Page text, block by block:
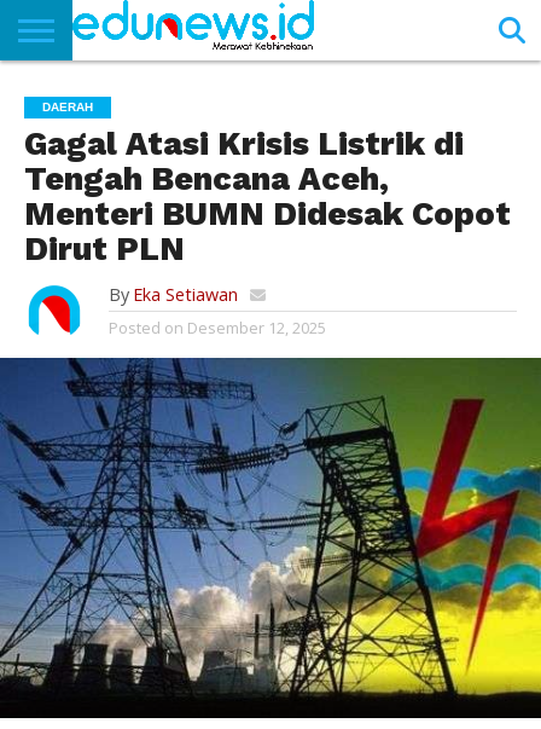
NEWS
EDUNEWS
LITERASI
PUSTAKA
SOSOK
TEKNO
KHASANAH
SASTRA
DAERAH
Gagal Atasi Krisis Listrik di
Tengah Bencana Aceh,
Menteri BUMN Didesak Copot
Dirut PLN
By Eka Setiawan
Posted on Desember 12, 2025